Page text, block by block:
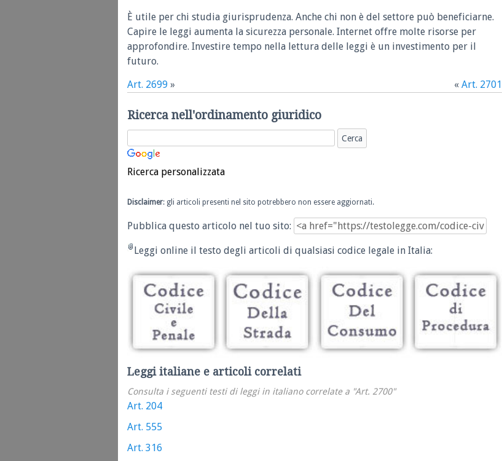
È utile per chi studia giurisprudenza. Anche chi non è del settore può beneficiarne.
Capire le leggi aumenta la sicurezza personale. Internet offre molte risorse per
approfondire. Investire tempo nella lettura delle leggi è un investimento per il
futuro.
Art. 2699 » « Art. 2701
Ricerca nell'ordinamento giuridico
Ricerca personalizzata
Disclaimer: gli articoli presenti nel sito potrebbero non essere aggiornati.
Pubblica questo articolo nel tuo sito:
Leggi online il testo degli articoli di qualsiasi codice legale in Italia:
Leggi italiane e articoli correlati
Consulta i seguenti testi di leggi in italiano correlate a "Art. 2700"
Art. 204
Art. 555
Art. 316